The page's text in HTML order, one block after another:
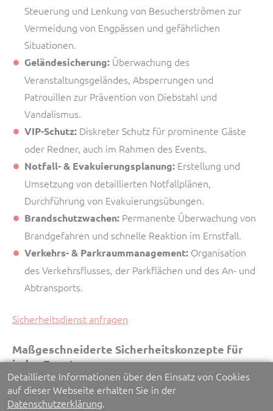
Steuerung und Lenkung von Besucherströmen zur
Vermeidung von Engpässen und gefährlichen
Situationen.
Geländesicherung: Überwachung des
Veranstaltungsgeländes, Absperrungen und
Patrouillen zur Prävention von Diebstahl und
Vandalismus.
VIP-Schutz: Diskreter Schutz für prominente Gäste
oder Redner, auch im Rahmen des Events.
Notfall- & Evakuierungsplanung: Erstellung und
Umsetzung von detaillierten Notfallplänen,
Durchführung von Evakuierungsübungen.
Brandschutzwachen: Permanente Überwachung von
Brandgefahren und schnelle Reaktion im Ernstfall.
Verkehrs- & Parkraummanagement: Organisation
des Verkehrsflusses, der Parkflächen und des An- und
Abtransports.
Sicherheitsdienst anfragen
Maßgeschneiderte Sicherheitskonzepte für
jedes Event
Jede Veranstaltung ist einzigartig. Wir analysieren Ihre
Detaillierte Informationen über den Einsatz von Cookies
auf dieser Webseite erhalten Sie in der
Datenschutzerklärung.